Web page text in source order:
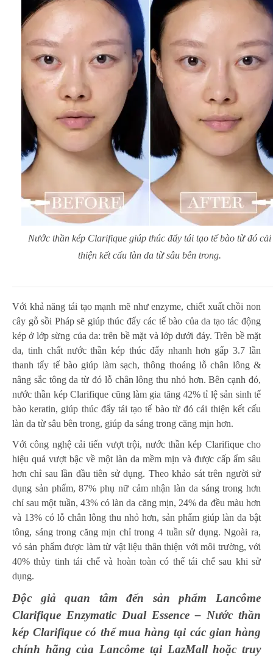
Nước thần kép Clarifique giúp thúc đẩy tái tạo tế bào từ đó cải
thiện kết cấu làn da từ sâu bên trong.
Với khả năng tái tạo mạnh mẽ như enzyme, chiết xuất chồi non
cây gỗ sồi Pháp sẽ giúp thúc đẩy các tế bào của da tạo tác động
kép ở lớp sừng của da: trên bề mặt và lớp dưới đáy. Trên bề mặt
da, tinh chất nước thần kép thúc đẩy nhanh hơn gấp 3.7 lần
thanh tẩy tế bào giúp làm sạch, thông thoáng lỗ chân lông &
nâng sắc tông da từ đó lỗ chân lông thu nhỏ hơn. Bên cạnh đó,
nước thần kép Clarifique cũng làm gia tăng 42% tỉ lệ sản sinh tế
bào keratin, giúp thúc đẩy tái tạo tế bào từ đó cải thiện kết cấu
làn da từ sâu bên trong, giúp da sáng trong căng mịn hơn.
Với công nghệ cải tiến vượt trội, nước thần kép Clarifique cho
hiệu quả vượt bậc về một làn da mềm mịn và được cấp ẩm sâu
hơn chỉ sau lần đầu tiên sử dụng. Theo khảo sát trên người sử
dụng sản phẩm, 87% phụ nữ cảm nhận làn da sáng trong hơn
chỉ sau một tuần, 43% có làn da căng mịn, 24% da đều màu hơn
và 13% có lỗ chân lông thu nhỏ hơn, sản phẩm giúp làn da bật
tông, sáng trong căng mịn chỉ trong 4 tuần sử dụng. Ngoài ra,
vỏ sản phẩm được làm từ vật liệu thân thiện với môi trường, với
40% thủy tinh tái chế và hoàn toàn có thể tái chế sau khi sử
dụng.
Độc giả quan tâm đến sản phẩm Lancôme
Clarifique Enzymatic Dual Essence – Nước thần
kép Clarifique có thể mua hàng tại các gian hàng
chính hãng của Lancôme tại LazMall hoặc truy